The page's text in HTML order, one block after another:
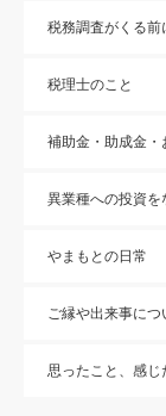
税務調査がくる前
税理士のこと
補助金・助成金・
異業種への投資
やまもとの日常
ご縁や出来事につ
思ったこと、感じ